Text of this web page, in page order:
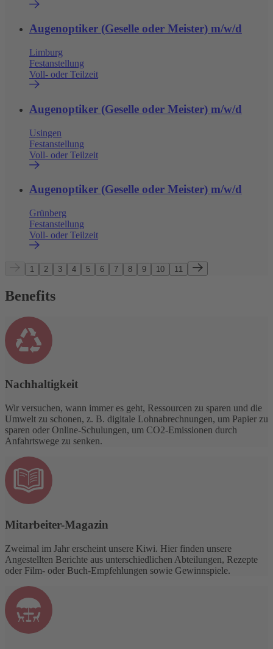
Augenoptiker (Geselle oder Meister) m/w/d
Limburg
Festanstellung
Voll- oder Teilzeit
Augenoptiker (Geselle oder Meister) m/w/d
Usingen
Festanstellung
Voll- oder Teilzeit
Augenoptiker (Geselle oder Meister) m/w/d
Grünberg
Festanstellung
Voll- oder Teilzeit
1 2 3 4 5 6 7 8 9 10 11
Benefits
Nachhaltigkeit
Wir versuchen, wann immer es geht, Ressourcen zu sparen und die
Umwelt zu schonen, z. B. digitale Lohnabrechnungen, um Papier zu
sparen oder Online-Schulungen, um CO2-Emissionen durch
Anfahrtswege zu senken.
Mitarbeiter-Magazin
Zweimal im Jahr erscheint unsere Kiwi. Hier finden unsere
Angestellten Berichte aus unterschiedlichen Abteilungen, Rezepte
oder Film- oder Buch-Empfehlungen sowie Gewinnspiele.